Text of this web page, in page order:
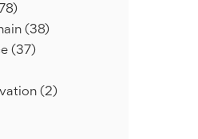
(38)
(37)
(2)